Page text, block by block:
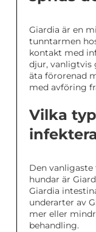
Giardia är en
tunntarmen
kontakt med
djur, vanligtvis
äta förorenad
med avföring
Vilka
Den
hundar är
Giardia
underarter av
mer eller
behandling.